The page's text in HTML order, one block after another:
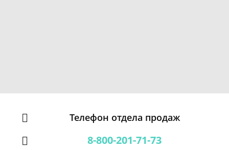
Телефон отдела продаж
8-800-201-71-73